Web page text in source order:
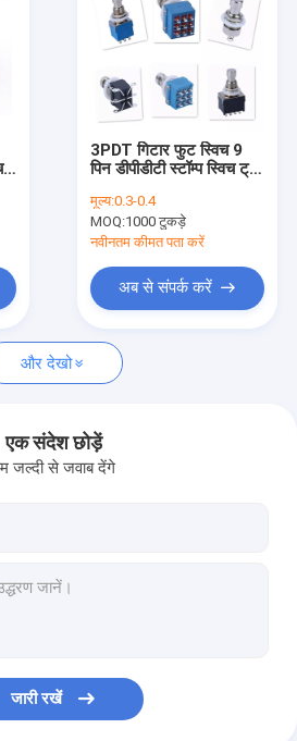
3PDT गिटार फुट स्विच 9
पिन डीपीडीटी स्टॉम्प स्विच ट्रू
मूल्य:0.3-0.4
MOQ:1000 टुकड़े
नवीनतम कीमत पता करें
अब से संपर्क करें
और देखो
एक संदेश छोड़ें
जल्दी से जवाब देंगे
जारी रखें